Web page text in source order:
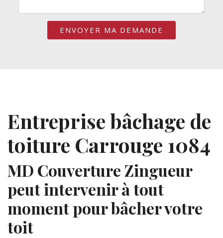
Entreprise bâchage de
toiture Carrouge 1084
MD Couverture Zingueur
peut intervenir à tout
moment pour bâcher votre
toit